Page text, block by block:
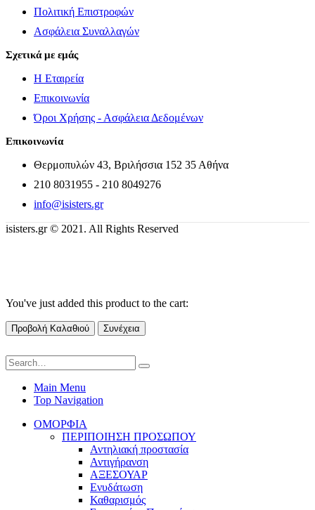
Πολιτική Επιστροφών
Ασφάλεια Συναλλαγών
Σχετικά με εμάς
Η Εταιρεία
Επικοινωνία
Όροι Χρήσης - Ασφάλεια Δεδομένων
Επικοινωνία
Θερμοπυλών 43, Βριλήσσια 152 35 Αθήνα
210 8031955 - 210 8049276
info@isisters.gr
isisters.gr © 2021. All Rights Reserved
You've just added this product to the cart:
Προβολή Καλαθιού Συνέχεια
Main Menu
Top Navigation
ΟΜΟΡΦΙΑ
ΠΕΡΙΠΟΙΗΣΗ ΠΡΟΣΩΠΟΥ
Αντηλιακή προστασία
Αντιγήρανση
ΑΞΕΣΟΥΑΡ
Ενυδάτωση
Καθαρισμός